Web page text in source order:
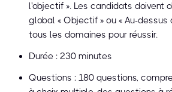
l'objectif ». Les candidats doivent
global « Objectif » ou « Au-dessus
tous les domaines pour réussir.
Durée : 230 minutes
Questions : 180 questions,